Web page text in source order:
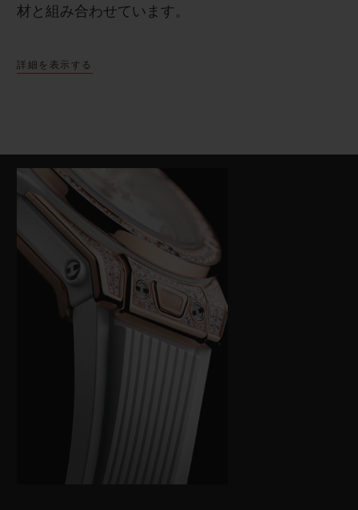
材と組み合わせています。
詳細を表示する